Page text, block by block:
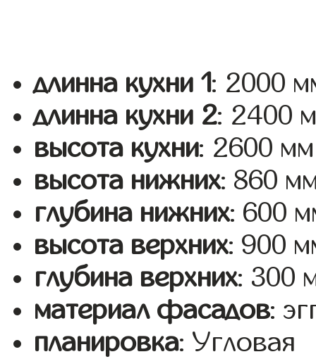
длинна кухни 1: 2000
длинна кухни 2: 2400
высота кухни: 2600 мм
высота нижних: 860
глубина нижних: 600
высота верхних: 900
глубина верхних: 300
материал фасадов:
планировка: Угловая